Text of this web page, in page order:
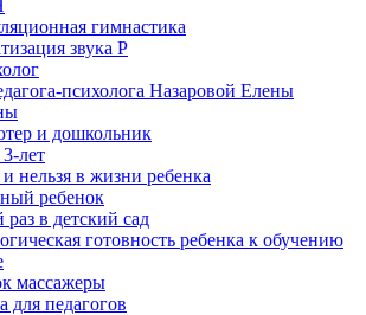
гимнастика
звука Р
психолога Назаровой Елены
и дошкольник
лет
нельзя в жизни ребенка
ребенок
в детский сад
готовность ребенка к обучению
массажеры
для педагогов